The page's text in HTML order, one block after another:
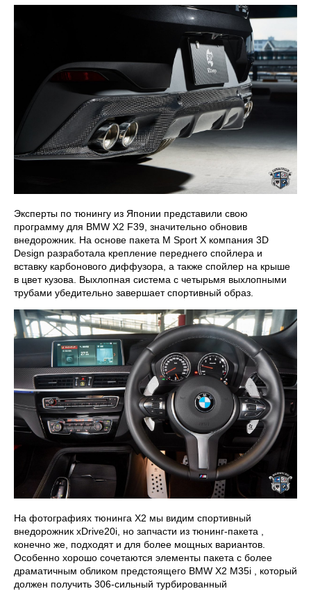
Эксперты по тюнингу из Японии представили свою
программу для BMW X2 F39, значительно обновив
внедорожник. На основе пакета M Sport X компания 3D
Design разработала крепление переднего спойлера и
вставку карбонового диффузора, а также спойлер на крыше
в цвет кузова. Выхлопная система с четырьмя выхлопными
трубами убедительно завершает спортивный образ.
На фотографиях тюнинга X2 мы видим спортивный
внедорожник xDrive20i, но запчасти из тюнинг-пакета ,
конечно же, подходят и для более мощных вариантов.
Особенно хорошо сочетаются элементы пакета с более
драматичным обликом предстоящего BMW X2 M35i , который
должен получить 306-сильный турбированный